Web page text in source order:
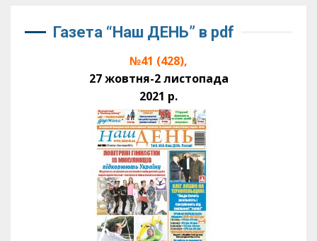
Газета “Наш ДЕНЬ” в pdf
№41 (428),
27 жовтня-2 листопада
2021 р.